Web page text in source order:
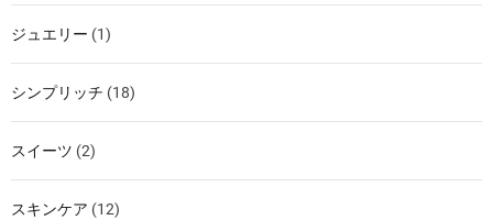
ジュエリー (1)
シンプリッチ (18)
スイーツ (2)
スキンケア (12)